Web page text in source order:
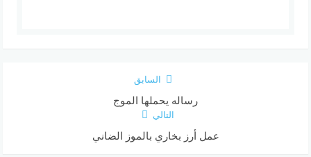
السابق
رساله يحملها الموج
التالي
عمل أرز بخاري بالموز الضاني